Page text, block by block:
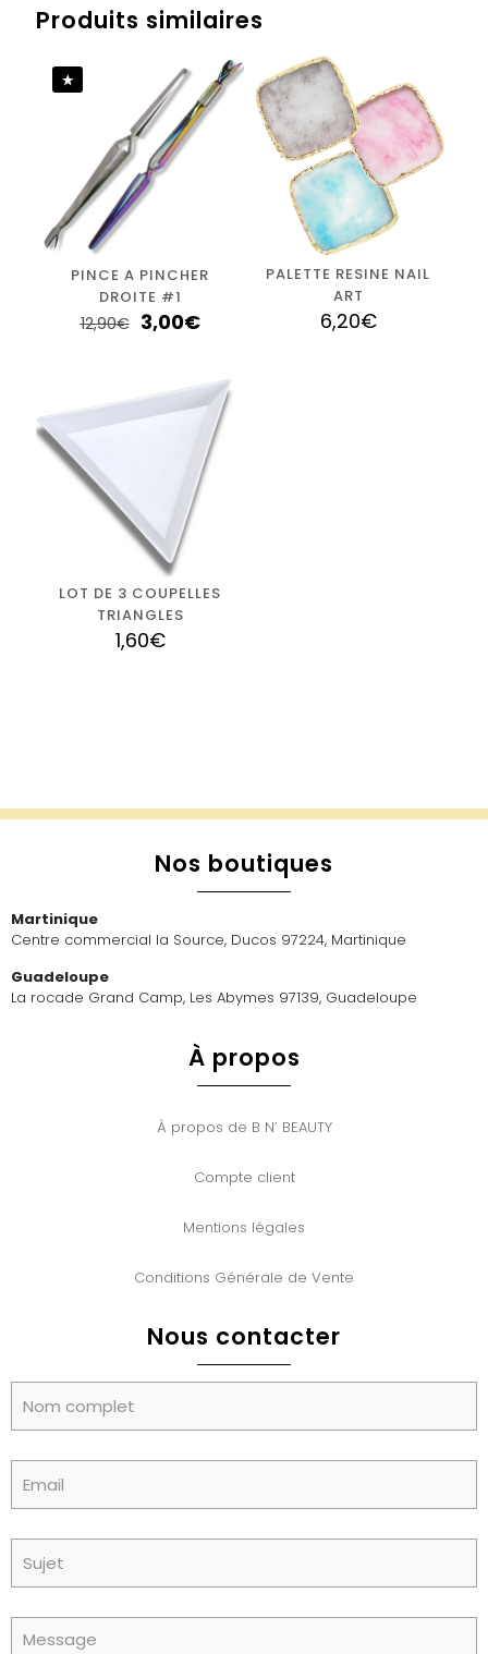
Soyez le premier à laisser votre avis
sur “EMBOUT 8475”
Vous devez être connectépour publier un avis.
Produits similaires
PINCE A PINCHER
DROITE #1
12,90€ 3,00€
PALETTE RESINE NAIL
ART
6,20€
LOT DE 3 COUPELLES
TRIANGLES
1,60€
Nos boutiques
Martinique
Centre commercial la Source, Ducos 97224, Martinique
Guadeloupe
La rocade Grand Camp, Les Abymes 97139, Guadeloupe
À propos
À propos de B N’ BEAUTY
Compte client
Mentions légales
Conditions Générale de Vente
Nous contacter